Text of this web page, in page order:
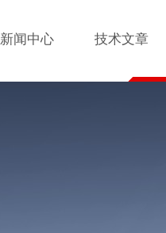
新闻中心 技术文章